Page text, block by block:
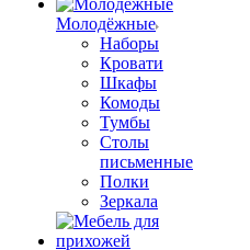
Молодёжные
Наборы
Кровати
Шкафы
Комоды
Тумбы
Столы
письменные
Полки
Зеркала